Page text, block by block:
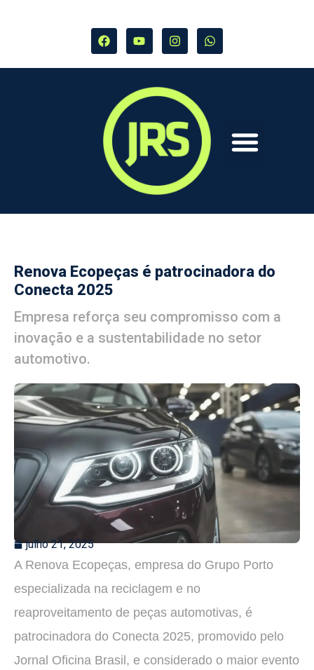
Renova Ecopeças é patrocinadora do
Conecta 2025
Empresa reforça seu compromisso com a
inovação e a sustentabilidade no setor
automotivo.
julho 21, 2025
A Renova Ecopeças, empresa do Grupo Porto
especializada na reciclagem e no
reaproveitamento de peças automotivas, é
patrocinadora do Conecta 2025, promovido pelo
Jornal Oficina Brasil, e considerado o maior evento